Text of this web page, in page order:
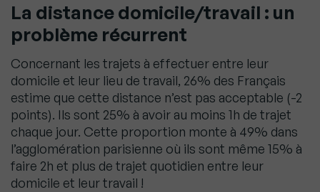
La distance domicile/travail : un
problème récurrent
Concernant les trajets à effectuer entre leur
domicile et leur lieu de travail, 26% des Français
estime que cette distance n’est pas acceptable (-2
points). Ils sont 25% à avoir au moins 1h de trajet
chaque jour. Cette proportion monte à 49% dans
l’agglomération parisienne où ils sont même 15% à
faire 2h et plus de trajet quotidien entre leur
domicile et leur travail !